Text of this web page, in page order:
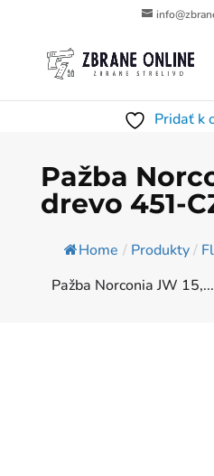
Pridať k
Pažba
drevo 451-
Home / Produkty/
Pažba Norconia JW 15,...